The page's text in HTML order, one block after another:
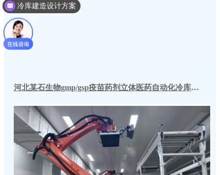
河北某石生物gmp/gsp疫苗药剂立体医药自动化冷库工程一起建造方案
冷库建造设计方案